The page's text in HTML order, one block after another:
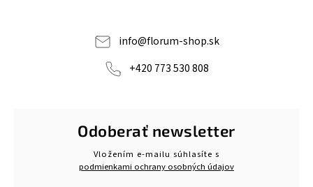
info@florum-shop.sk
+420 773 530 808
Odoberať newsletter
Vložením e-mailu súhlasíte s
podmienkami ochrany osobných údajov